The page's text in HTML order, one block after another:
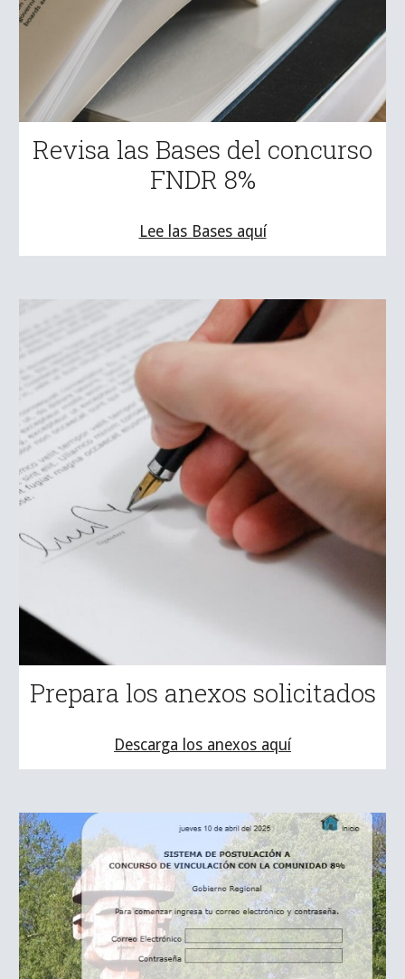
Revisa las Bases del concurso
FNDR 8%
Lee las Bases aquí
Prepara los anexos solicitados
Descarga los anexos aquí